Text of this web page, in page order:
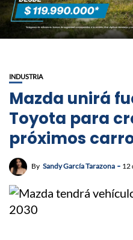
INDUSTRIA
Mazda unirá
Toyota para
próximos
By Sandy García Tarazona 12